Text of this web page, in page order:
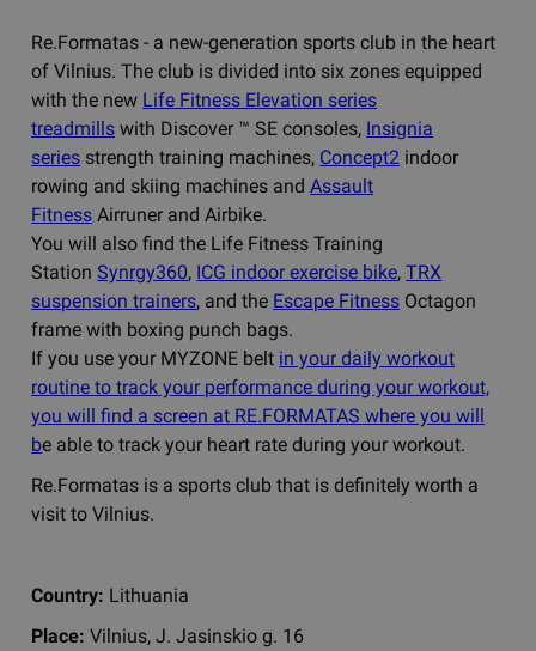
Re.Formatas - a new-generation sports club in the heart
of Vilnius. The club is divided into six zones equipped
with the new Life Fitness Elevation series
treadmills with Discover ™ SE consoles, Insignia
series strength training machines, Concept2 indoor
rowing and skiing machines andAssault
Fitness Airruner and Airbike.
You will also find the Life Fitness Training
StationSynrgy360, ICG indoor exercise bike,TRX
suspension trainers, and the Escape Fitness Octagon
frame with boxing punch bags.
If you use your MYZONE belt in your daily workout
routine to track your performance during your workout,
you will find a screen at RE.FORMATAS where you will
be able to track your heart rate during your workout.
Re.Formatas is a sports club that is definitely worth a
visit to Vilnius.
Country: Lithuania
Place:Vilnius, J. Jasinskio g. 16